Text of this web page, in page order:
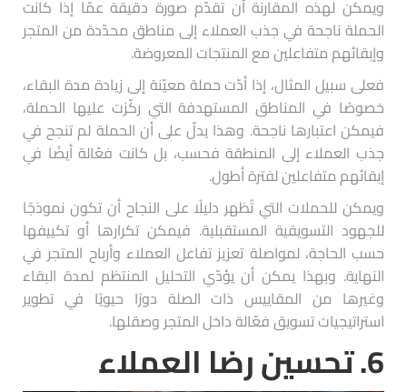
ويمكن لهذه المقارنة أن تقدّم صورة دقيقة عمّا إذا كانت
الحملة ناجحة في جذب العملاء إلى مناطق محدّدة من المتجر
وإبقائهم متفاعلين مع المنتجات المعروضة.
فعلى سبيل المثال، إذا أدّت حملة معيّنة إلى زيادة مدة البقاء،
خصوصًا في المناطق المستهدفة التي ركّزت عليها الحملة،
فيمكن اعتبارها ناجحة. وهذا يدلّ على أن الحملة لم تنجح في
جذب العملاء إلى المنطقة فحسب، بل كانت فعّالة أيضًا في
إبقائهم متفاعلين لفترة أطول.
ويمكن للحملات التي تُظهر دليلًا على النجاح أن تكون نموذجًا
للجهود التسويقية المستقبلية. فيمكن تكرارها أو تكييفها
حسب الحاجة، لمواصلة تعزيز تفاعل العملاء وأرباح المتجر في
النهاية. وبهذا يمكن أن يؤدّي التحليل المنتظم لمدة البقاء
وغيرها من المقاييس ذات الصلة دورًا حيويًا في تطوير
استراتيجيات تسويق فعّالة داخل المتجر وصقلها.
6. تحسين رضا العملاء